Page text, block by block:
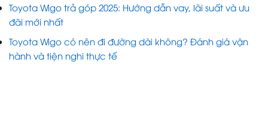
Toyota Wigo trả góp 2025: Hướng dẫn vay, lãi suất và ưu
đãi mới nhất
Toyota Wigo có nên đi đường dài không? Đánh giá vận
hành và tiện nghi thực tế